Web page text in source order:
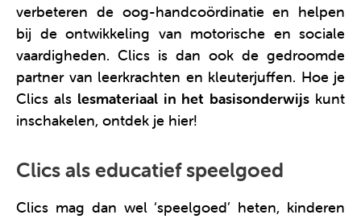
verbeteren de oog-handcoördinatie en helpen
bij de ontwikkeling van motorische en sociale
vaardigheden. Clics is dan ook de gedroomde
partner van leerkrachten en kleuterjuffen. Hoe je
Clics als lesmateriaal in het basisonderwijs kunt
inschakelen, ontdek je hier!
Clics als educatief speelgoed
Clics mag dan wel ‘speelgoed’ heten, kinderen